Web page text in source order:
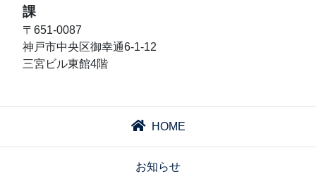
課
〒651-0087
神戸市中央区御幸通6-1-12
三宮ビル東館4階
HOME
お知らせ